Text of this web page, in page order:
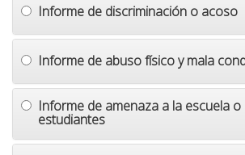
Informe de discriminación o acoso
Informe de abuso físico y mala
Informe de amenaza a la escuela o
estudiantes